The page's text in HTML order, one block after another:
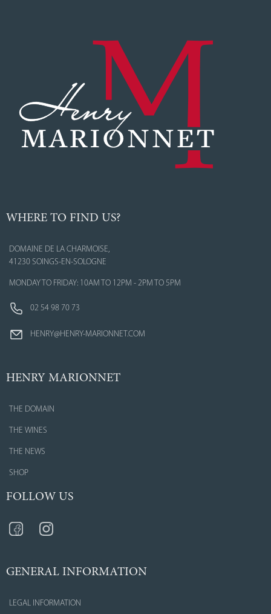
WHERE TO FIND US?
DOMAINE DE LA CHARMOISE,
41230 SOINGS-EN-SOLOGNE
MONDAY TO FRIDAY: 10AM TO 12PM - 2PM TO 5PM
02 54 98 70 73
HENRY@HENRY-MARIONNET.COM
HENRY MARIONNET
THE DOMAIN
THE WINES
THE NEWS
SHOP
FOLLOW US
GENERAL INFORMATION
LEGAL INFORMATION